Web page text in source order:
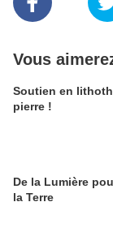
Vous
Soutien en
pierre !
De la Lumière
la Terre